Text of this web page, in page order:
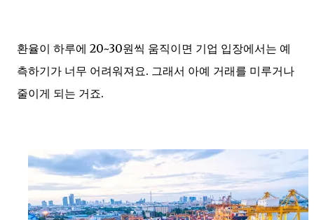
환율이 하루에 20~30원씩 움직이면 기업 입장에서는 예
측하기가 너무 어려워져요. 그래서 아예 거래를 미루거나
줄이게 되는 거죠.